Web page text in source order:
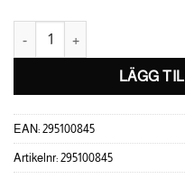
Top-Loader insugsgaller
LÄGG
EAN: 295100845
Artikelnr: 295100845